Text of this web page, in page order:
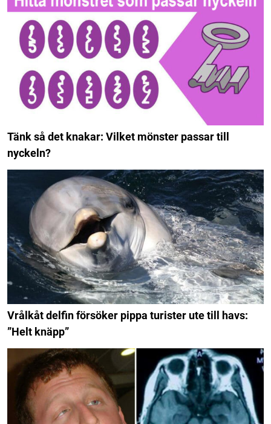
Tänk så det knakar: Vilket mönster passar till
nyckeln?
Vrålkåt delfin försöker pippa turister ute till havs:
”Helt knäpp”